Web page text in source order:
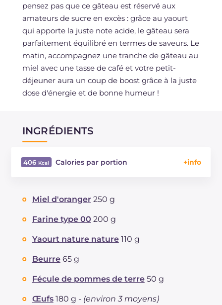
pensez pas que ce gâteau est réservé aux
amateurs de sucre en excès : grâce au yaourt
qui apporte la juste note acide, le gâteau sera
parfaitement équilibré en termes de saveurs. Le
matin, accompagnez une tranche de gâteau au
miel avec une tasse de café et votre petit-
déjeuner aura un coup de boost grâce à la juste
dose d'énergie et de bonne humeur !
INGRÉDIENTS
406 Calories par portion
Dont sucres
Protéine
dont acides gras saturés
Fibre
Sodium mg
Miel d'oranger 250 g
Farine type 00 200 g
Yaourt nature nature 110 g
Beurre 65 g
Fécule de pommes de terre 50 g
Œufs 180 g - (environ 3 moyens)